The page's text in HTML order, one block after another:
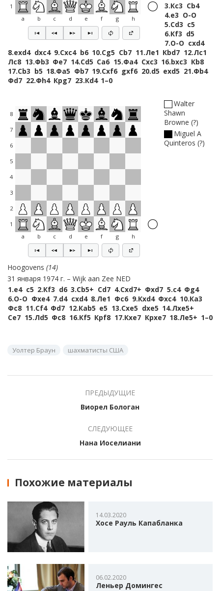
1
a
b c d e f g h
3.Кc3 Сb4
4.e3 O-O
5.Сd3 c5
6.Кf3 d5
7.O-O cxd4
8.exd4 dxc4 9.Сxc4 b6 10.Сg5 Сb7 11.Лe1 Кbd7 12.Лc1
Лc8 13.Фb3 Фe7 14.Сd5 Сa6 15.Фa4 Сxc3 16.bxc3 Кb8
17.Сb3 b5 18.Фa5 Фb7 19.Сxf6 gxf6 20.d5 exd5 21.Фb4
Фd7 22.Фh4 Крg7 23.Кd4 1–0
8
7
6
5
4
3
2
1
a
b c d e f g h
Walter
Shawn
Browne ?
Miguel A
Quinteros ?
Hoogovens 14
31 января 1974 г.
Wijk aan Zee NED
1.e4 c5 2.Кf3 d6 3.Сb5+ Сd7 4.Сxd7+ Фxd7 5.c4 Фg4
6.O-O Фxe4 7.d4 cxd4 8.Лe1 Фc6 9.Кxd4 Фxc4 10.Кa3
Фc8 11.Сf4 Фd7 12.Кab5 e5 13.Сxe5 dxe5 14.Лxe5+
Сe7 15.Лd5 Фc8 16.Кf5 Крf8 17.Кxe7 Крxe7 18.Лe5+ 1–0
Уолтер Браун шахматисты США
ПРЕДЫДУЩИЕ
Виорел Бологан
СЛЕДУЮЩЕЕ
Нана Иоселиани
Похожие материалы
14.03.2020
Хосе Рауль Капабланка
06.02.2020
Леньер Домингес